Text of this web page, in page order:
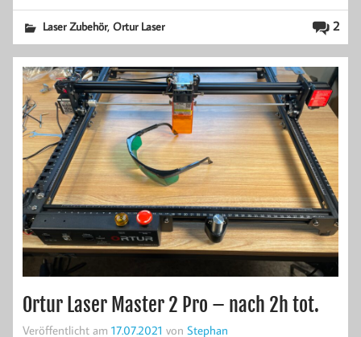
2
Laser Zubehör,Ortur Laser
Ortur Laser Master 2 Pro – nach 2h tot.
Veröffentlicht am 17.07.2021 von Stephan